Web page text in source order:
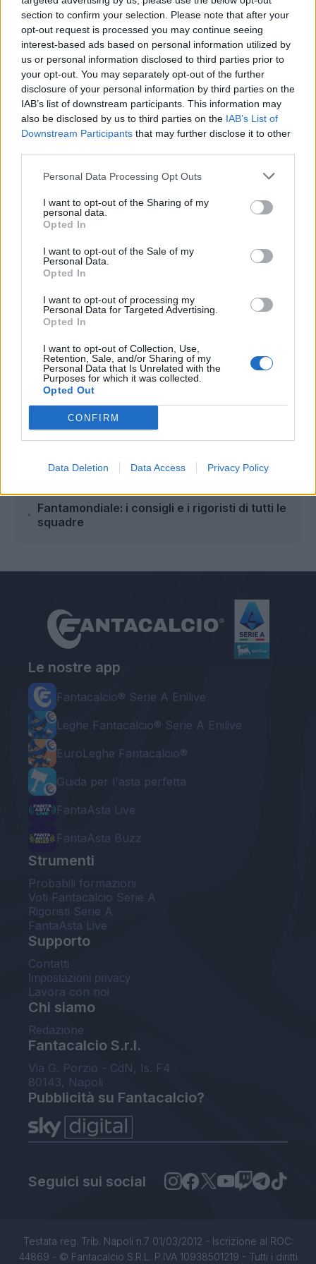
section to confirm your selection. Please note that after your
opt-out request is processed you may continue seeing
interest-based ads based on personal information utilized by
us or personal information disclosed to third parties prior to
your opt-out. You may separately opt-out of the further
disclosure of your personal information by third parties on the
IAB’s list of downstream participants. This information may
also be disclosed by us to third parties on the IAB’s List of
Downstream Participants that may further disclose it to other
Personal Data Processing Opt Outs
I want to opt-out of the Sharing of my
personal data.
Opted In
I want to opt-out of the Sale of my
Personal Data.
Opted In
I want to opt-out of processing my
Personal Data for Targeted Advertising.
Opted In
I want to opt-out of Collection, Use,
Retention, Sale, and/or Sharing of my
Personal Data that Is Unrelated with the
Purposes for which it was collected.
Opted Out
CONFIRM
Data Deletion Data Access Privacy Policy
sarà regolarmente a disposizione del
commissario tecnico Luis de la Fuente.
Autore
Leggi anche...
FantaMondiale Dazn: inizia lo studio!
Disponibile la lista bonus gol di tutte le
Messico-Sudafrica: le probabili formazioni
Fantamondiale: i consigli e i rigoristi di tutti le
squadre
Le nostre app
Fantacalcio® Serie A Enilive
Leghe Fantacalcio® Serie A Enilive
EuroLeghe Fantacalcio®
Guida per l'asta perfetta
FantaAsta Live
FantaAsta Buzz
Strumenti
Probabili formazioni
Voti Fantacalcio Serie A
Rigoristi Serie A
FantaAsta Live
Supporto
Contatti
Impostazioni privacy
Lavora con noi
Chi siamo
Redazione
Fantacalcio S.r.l.
Via G. Porzio - CdN, Is. F4
80143, Napoli
Pubblicità su Fantacalcio?
Seguici sui social
Testata reg. Trib. Napoli n.7 01/03/2012 - Iscrizione al ROC:
44869 - © Fantacalcio S.R.L. P.IVA 10938501219 - Tutti i diritti